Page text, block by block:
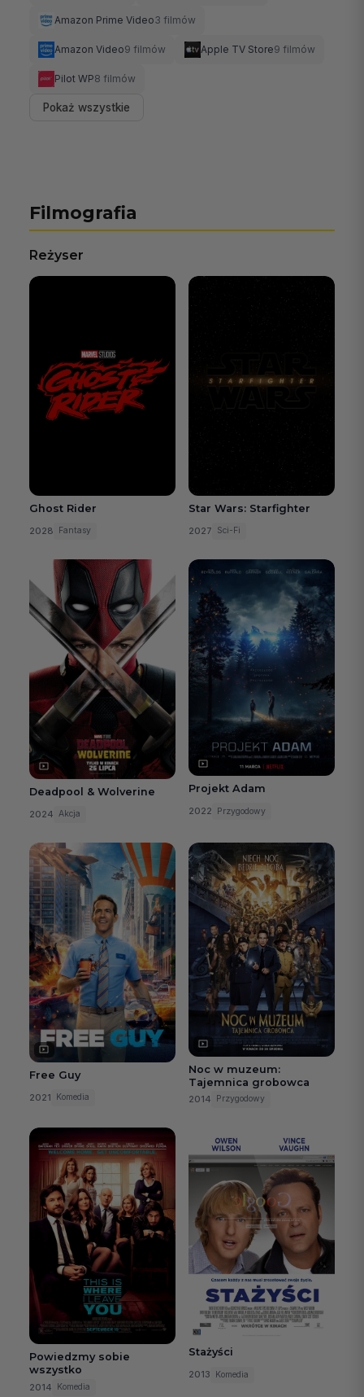
Amazon Prime Video3 filmów
Amazon Video9 filmów Apple TV Store9 filmów
Pilot WP8 filmów
Pokaż wszystkie
Filmografia
Reżyser
Ghost Rider
2028 Fantasy
Star Wars: Starfighter
2027 Sci-Fi
Deadpool & Wolverine
2024 Akcja
Projekt Adam
2022 Przygodowy
Free Guy
2021 Komedia
Noc w muzeum:
Tajemnica grobowca
2014 Przygodowy
Powiedzmy sobie
wszystko
2014 Komedia
Stażyści
2013 Komedia